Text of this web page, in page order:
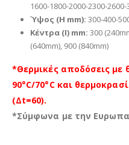
1600-1800-2000-2300-2600-
Ύψος (H mm): 300-400-
Κέντρα (I) mm: 300
(640mm), 900 (840mm)
*Θερμικές αποδόσεις με
90°C/70°C και
(Δt=60).
*Σύμφωνα με την